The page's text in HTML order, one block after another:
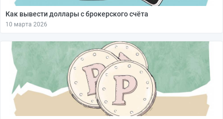
Как вывести доллары с брокерского счёта
10 марта 2026